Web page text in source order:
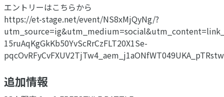
エントリーはこちらから
https://et-stage.net/event/NS8xMjQyNg/?
15ruAqKgGkKb50YvScRrCzFLT20X1Se-
追加情報